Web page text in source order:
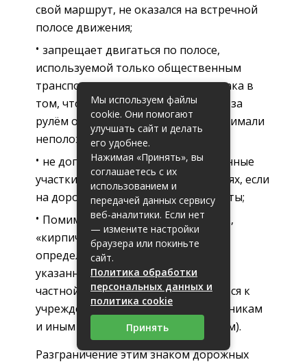
свой маршрут, не оказался на встречной
полосе движения;
запрещает двигаться по полосе,
используемой только общественным
транспортом – предназначение знака в
том, чтобы водители, находящиеся за
рулём обычного транспорта, не занимали
неположенную полосу;
не допускает въезда на определённые
участки дороги – актуально в случаях, если
на дороге ведутся ремонтные работы;
Помимо указанных характеристик,
«кирпич» запрещает въезд на
определённые территории – если
указанные территории находятся в
частной собственности или относятся к
учреждениям (больницам, поликлиникам
и иным административным зданиям).
Разграничение этим знаком дорожных
Мы используем файлы
cookie. Они помогают
улучшать сайт и делать
его удобнее.
Нажимая «Принять», вы
соглашаетесь с их
использованием и
передачей данных сервису
веб-аналитики. Если нет
— измените настройки
браузера или покиньте
сайт.
Политика обработки
персональных данных и
политика cookie
Принять